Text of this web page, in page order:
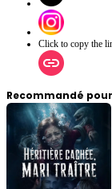
Click to copy the
Recommandé